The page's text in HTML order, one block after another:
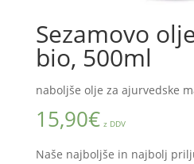
Sezamovo
bio, 500ml
naboljše olje za ajurvedske
15,90€ z DDV
Naše najboljše in najbolj